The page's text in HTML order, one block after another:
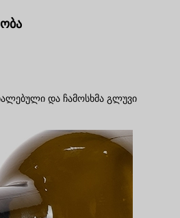
და ჩამოსხმა გლუვი